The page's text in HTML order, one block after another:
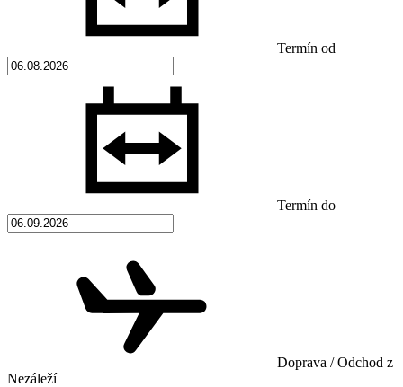
Termín od
Termín do
Doprava / Odchod z
Nezáleží